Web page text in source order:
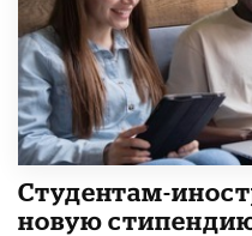
Студентам-
новую